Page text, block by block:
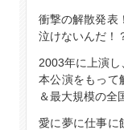
衝撃の解散発表
泣けないんだ！
2003年に上演し
本公演をもって
＆最大規模の全
愛に夢に仕事に